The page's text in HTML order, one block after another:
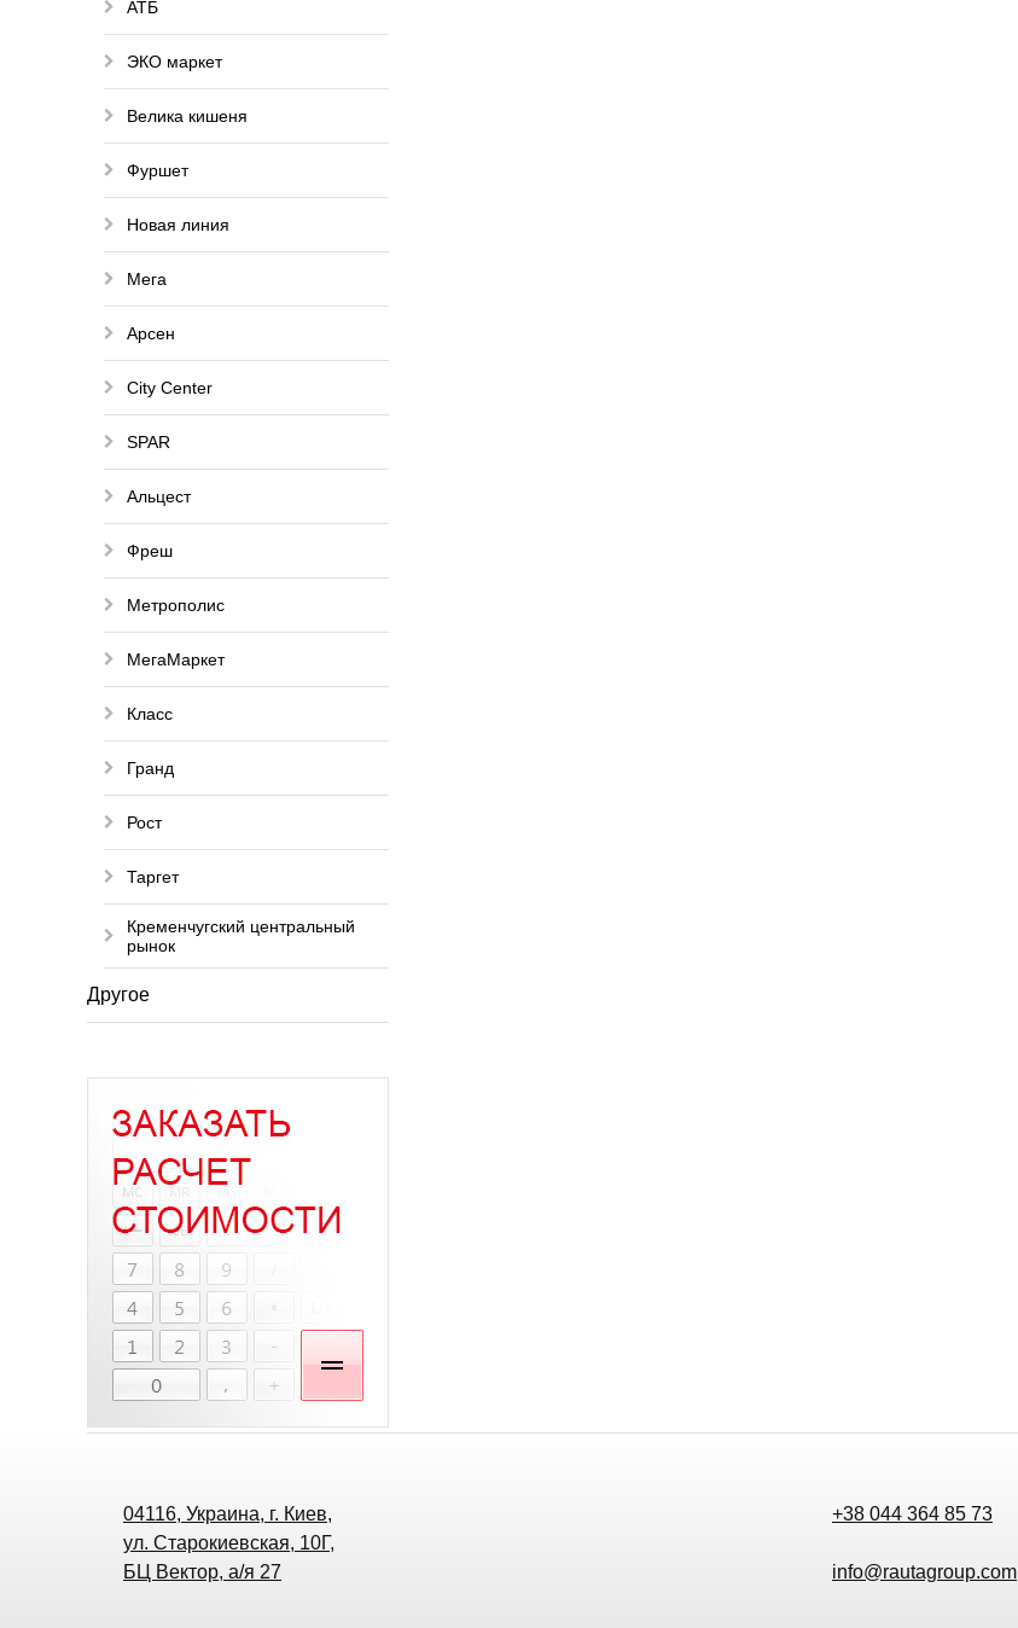
АТБ
ЭКО маркет
Велика кишеня
Фуршет
Новая линия
Мега
Арсен
City Center
SPAR
Альцест
Фреш
Метрополис
МегаМаркет
Класс
Гранд
Рост
Таргет
Кременчугский центральный
рынок
Другое
04116, Украина, г. Киев,
ул. Старокиевская, 10Г,
БЦ Вектор, а/я 27
+38 044 364 85 73
info@rautagroup.com